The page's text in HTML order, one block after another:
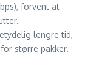
forvent at
lengre tid,
større pakker.